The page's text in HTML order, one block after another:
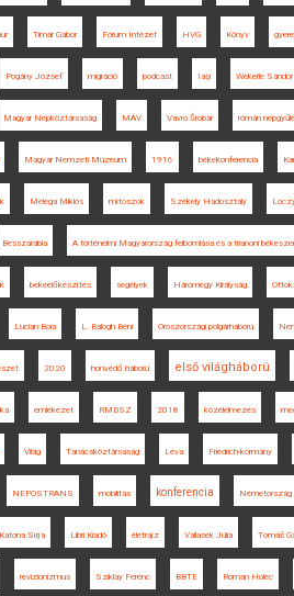
Timár Gábor Fórum Intézet HVG Könyv
Pogány József migráció podcast Iaşi Wekerle Sándor
Magyar Népköztársaság MÁV Vavro Šrobár román
Magyar Nemzeti Múzeum 1916 békekonferencia
Melega Miklós mítoszok Székely Hadosztály
Besszarábia A történelmi Magyarország felbomlása és a trianoni
békeelőkészítés segélyek Háromegy Királyság
Lucian Boia L. Balogh Béni Oroszországi polgárháború
2020 honvédő háború első világháború
emlékezet RMDSZ 2018 közélelmezés
Világ Tanácsköztársaság Léva Friedrich-kormány
NEPOSTRANS mobilitás konferencia Németország
Sírja Libri Kiadó életrajz Vallasek Júlia Tomáš
revizionizmus Sziklay Ferenc BBTE Roman Holec